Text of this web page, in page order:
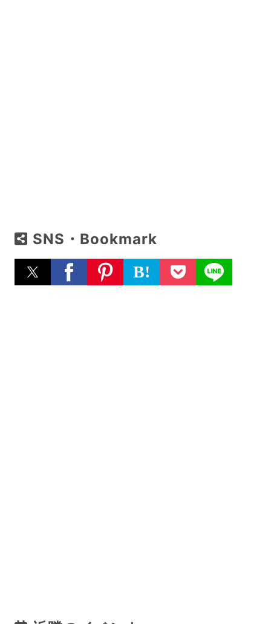
SNS・Bookmark
B!